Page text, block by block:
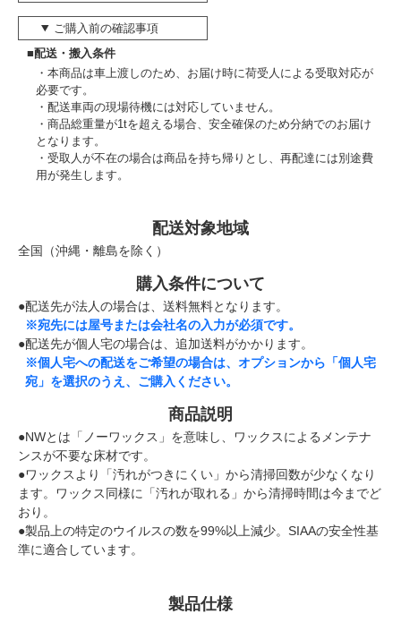
ご購入前の確認事項
■配送・搬入条件
本商品は車上渡しのため、お届け時に荷受人による受取対応が
必要です。
配送車両の現場待機には対応していません。
商品総重量が1tを超える場合、安全確保のため分納でのお届け
となります。
受取人が不在の場合は商品を持ち帰りとし、再配達には別途費
用が発生します。
配送対象地域
全国（沖縄・離島を除く）
購入条件について
●配送先が法人の場合は、送料無料となります。
※宛先には屋号または会社名の入力が必須です。
●配送先が個人宅の場合は、追加送料がかかります。
※個人宅への配送をご希望の場合は、オプションから「個人宅
宛」を選択のうえ、ご購入ください。
商品説明
●NWとは「ノーワックス」を意味し、ワックスによるメンテナ
ンスが不要な床材です。
●ワックスより「汚れがつきにくい」から清掃回数が少なくなり
ます。ワックス同様に「汚れが取れる」から清掃時間は今までど
おり。
●製品上の特定のウイルスの数を99%以上減少。SIAAの安全性基
準に適合しています。
製品仕様